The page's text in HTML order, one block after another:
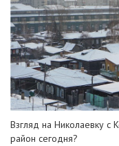
Взгляд на Николаевку с
район сегодня?